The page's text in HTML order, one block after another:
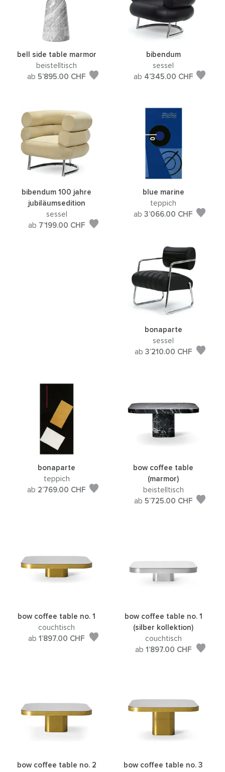
bell side table marmor
beistelltisch
ab 5’895.00 CHF
bibendum
sessel
ab 4’345.00 CHF
bibendum 100 jahre
jubiläumsedition
sessel
ab 7’199.00 CHF
blue marine
teppich
ab3’066.00 CHF
bonaparte
sessel
ab 3’210.00 CHF
bonaparte
teppich
ab 2’769.00 CHF
bow coffee table
(marmor)
beistelltisch
ab 5’725.00 CHF
bow coffee table no. 1
couchtisch
ab 1’897.00 CHF
bow coffee table no. 1
(silber kollektion)
couchtisch
ab 1’897.00 CHF
bow coffee table no. 2
bow coffee table no. 3